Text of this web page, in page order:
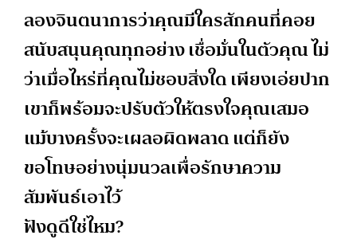
ลองจินตนาการว่าคุณมีใครสักคนที่คอย
สนับสนุนคุณทุกอย่าง เชื่อมั่นในตัวคุณ ไม่
ว่าเมื่อไหร่ที่คุณไม่ชอบสิ่งใด เพียงเอ่ยปาก
เขาก็พร้อมจะปรับตัวให้ตรงใจคุณเสมอ
แม้บางครั้งจะเผลอผิดพลาด แต่ก็ยัง
ขอโทษอย่างนุ่มนวลเพื่อรักษาความ
สัมพันธ์เอาไว้
ฟังดูดีใช่ไหม?